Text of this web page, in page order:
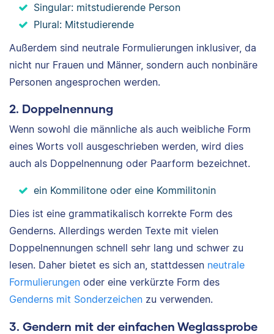
Singular: mitstudierende Person
Plural: Mitstudierende
Außerdem sind neutrale Formulierungen inklusiver, da
nicht nur Frauen und Männer, sondern auch nonbinäre
Personen angesprochen werden.
2. Doppelnennung
Wenn sowohl die männliche als auch weibliche Form
eines Worts voll ausgeschrieben werden, wird dies
auch als Doppelnennung oder Paarform bezeichnet.
ein Kommilitone oder eine Kommilitonin
Dies ist eine grammatikalisch korrekte Form des
Genderns. Allerdings werden Texte mit vielen
Doppelnennungen schnell sehr lang und schwer zu
lesen. Daher bietet es sich an, stattdessen neutrale
Formulierungen oder eine verkürzte Form des
Genderns mit Sonderzeichen zu verwenden.
3. Gendern mit der einfachen Weglassprobe